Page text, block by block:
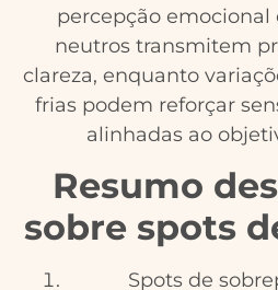
percepção emocional
neutros transmitem
clareza, enquanto
frias podem reforçar
alinhadas ao
Resumo
sobre spots
Spots de